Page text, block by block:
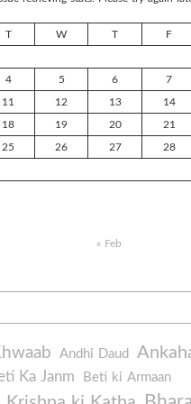
T W T F
4 5 6 7
11 12 13 14
18 19 20 21
25 26 27 28
« Feb
Andhi Daud
Ka Janm Beti ki Armaan